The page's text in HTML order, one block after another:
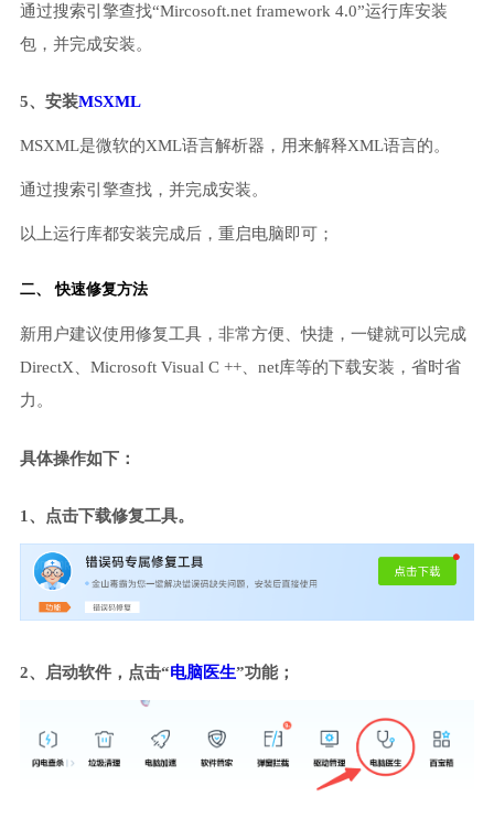
通过搜索引擎查找“Mircosoft.net framework 4.0”运行库安装
包，并完成安装。
5、安装MSXML
MSXML是微软的XML语言解析器，用来解释XML语言的。
通过搜索引擎查找，并完成安装。
以上运行库都安装完成后，重启电脑即可；
二、 快速修复方法
新用户建议使用修复工具，非常方便、快捷，一键就可以完成
DirectX、Microsoft Visual C ++、net库等的下载安装，省时省
力。
具体操作如下：
1、点击下载修复工具。
2、启动软件，点击“电脑医生”功能；